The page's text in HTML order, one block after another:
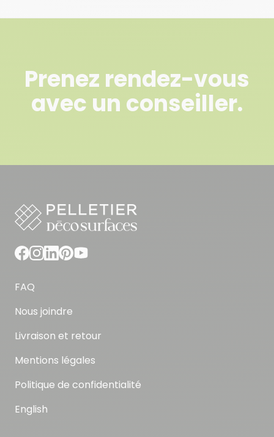
Prenez rendez-vous
avec un conseiller.
FAQ
Nous joindre
Livraison et retour
Mentions légales
Politique de confidentialité
English